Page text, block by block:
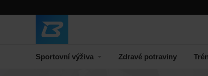
Sportovní výživa Zdravé potraviny